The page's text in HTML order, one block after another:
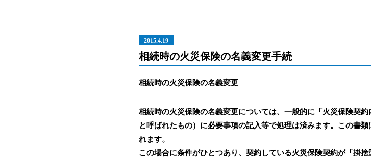
2015.4.19
相続時の火災保険の名義変更手続
相続時の火災保険の名義変更
相続時の火災保険の名義変更については、一般的に「火災保険契
と呼ばれたもの）に必要事項の記入等で処理は済みます。この書
れます。
この場合に条件がひとつあり、契約している火災保険契約が「掛